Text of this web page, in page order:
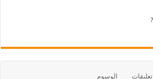
تعليقات الوسوم